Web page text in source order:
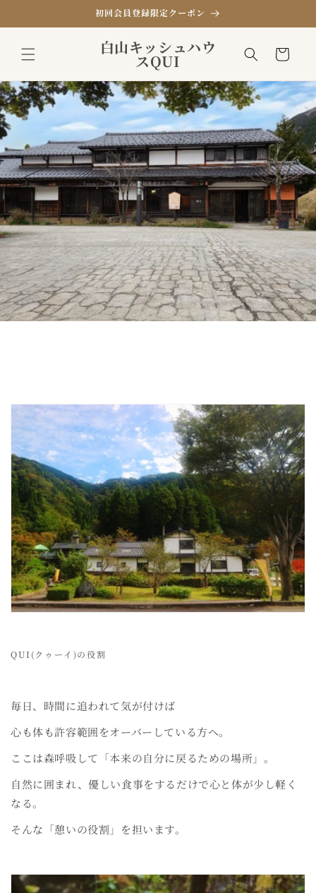
進む
初回会員登録限定クーポン
白山キッシュハウ
スQUI
ー
QUI(クゥーイ)の役割
毎日、時間に追われて気が付けば
心も体も許容範囲をオーバーしている方へ。
ここは森呼吸して「本来の自分に戻るための場所」。
自然に囲まれ、優しい食事をするだけで心と体が少し軽く
なる。
そんな「憩いの役割」を担います。